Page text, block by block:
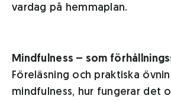
vardag på hemmaplan.
Mindfulness – som
Föreläsning och praktiska
mindfulness, hur fungerar det